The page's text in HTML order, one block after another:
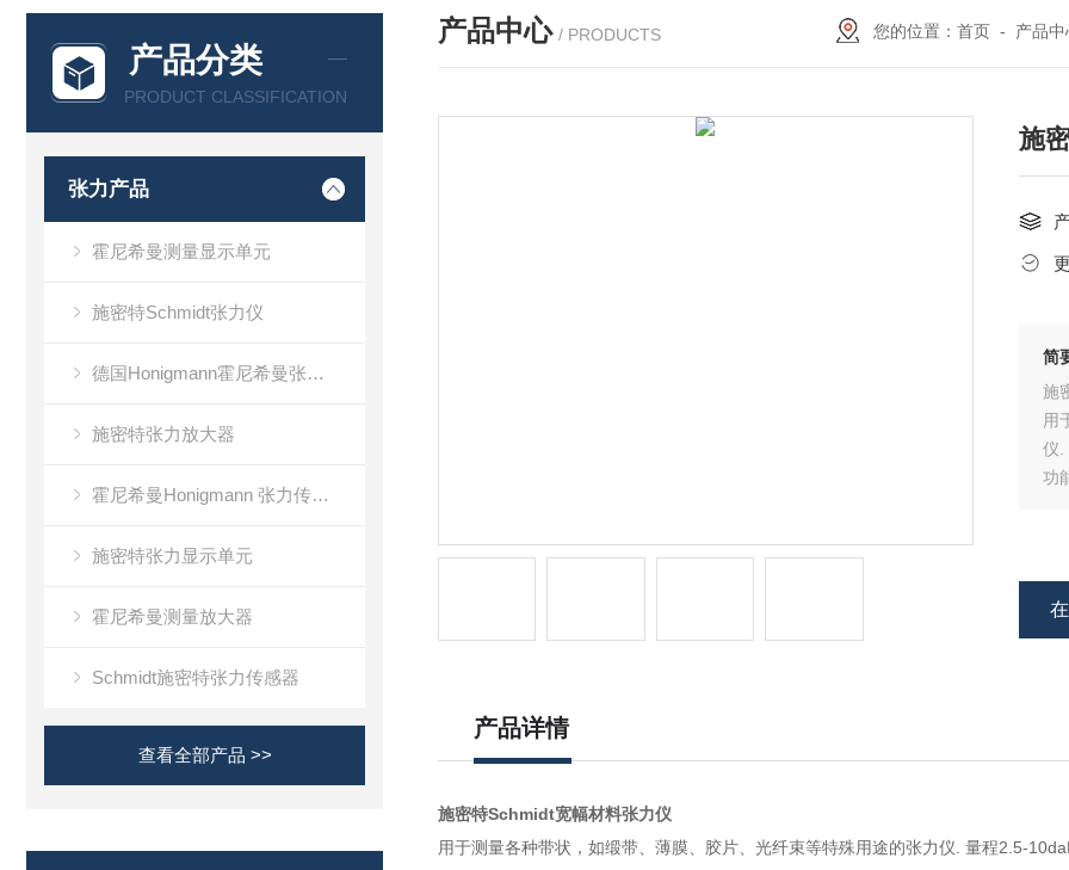
产品分类
PRODUCT CLASSIFICATION
张力产品
霍尼希曼测量显示单元
施密特Schmidt张力仪
德国Honigmann霍尼希曼张力仪
施密特张力放大器
霍尼希曼Honigmann 张力传感器RFS系列
施密特张力显示单元
霍尼希曼测量放大器
Schmidt施密特张力传感器
查看全部产品 >>
产品中心 / PRODUCTS 您的位置： 首页- 产品中
施
简
施
用
仪.
功
产品详情
施密特Schmidt宽幅材料张力仪
用于测量各种带状，如缎带、薄膜、胶片、光纤束等特殊用途的张力仪. 量程2.5-